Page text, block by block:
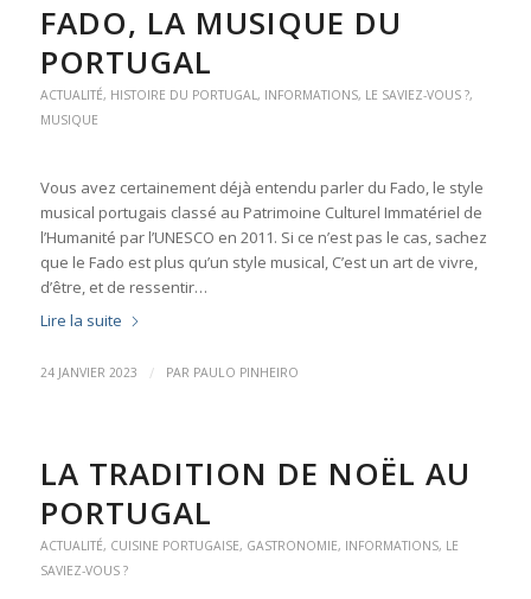
FADO, LA MUSIQUE DU
PORTUGAL
ACTUALITÉ, HISTOIRE DU PORTUGAL, INFORMATIONS, LE SAVIEZ-VOUS ?,
MUSIQUE
Vous avez certainement déjà entendu parler du Fado, le style
musical portugais classé au Patrimoine Culturel Immatériel de
l’Humanité par l’UNESCO en 2011. Si ce n’est pas le cas, sachez
que le Fado est plus qu’un style musical, C’est un art de vivre,
d’être, et de ressentir…
Lire la suite
24 JANVIER 2023 / PAR PAULO PINHEIRO
LA TRADITION DE NOËL AU
PORTUGAL
ACTUALITÉ, CUISINE PORTUGAISE, GASTRONOMIE, INFORMATIONS, LE
SAVIEZ-VOUS ?